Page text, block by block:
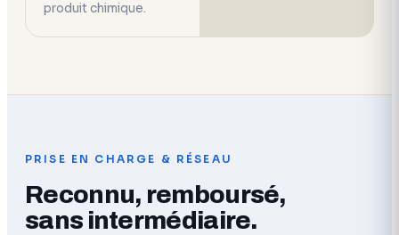
produit chimique.
PRISE EN CHARGE & RÉSEAU
Reconnu, remboursé,
sans intermédiaire.